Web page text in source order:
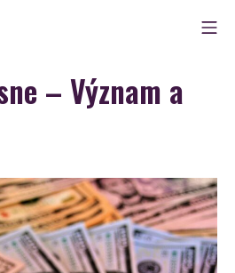
– Význam a